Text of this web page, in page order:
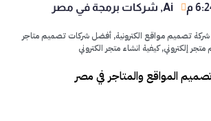
م Ai
, شركات برمجة في مصر
, أفضل شركات تصميم متاجر
إلكتروني,كيفية انشاء متجر الكتروني
المواقع والمتاجر في مصر